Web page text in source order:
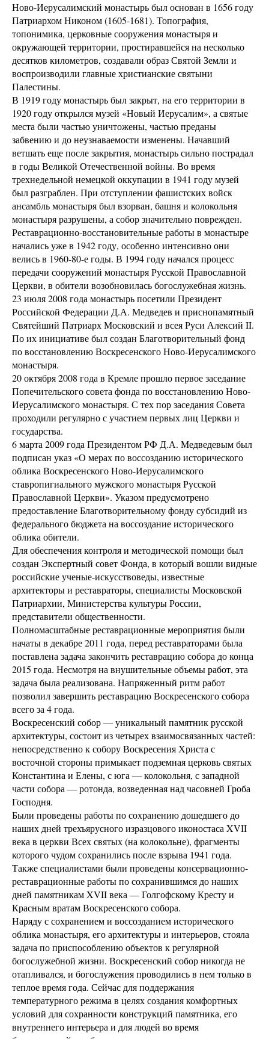
Ново-Иерусалимский монастырь был основан в 1656 году
Патриархом Никоном (1605-1681). Топография,
топонимика, церковные сооружения монастыря и
окружающей территории, простиравшейся на несколько
десятков километров, создавали образ Святой Земли и
воспроизводили главные христианские святыни
Палестины.
В 1919 году монастырь был закрыт, на его территории в
1920 году открылся музей «Новый Иерусалим», а святые
места были частью уничтожены, частью преданы
забвению и до неузнаваемости изменены. Начавший
ветшать еще после закрытия, монастырь сильно пострадал
в годы Великой Отечественной войны. Во время
трехнедельной немецкой оккупации в 1941 году музей
был разграблен. При отступлении фашистских войск
ансамбль монастыря был взорван, башня и колокольня
монастыря разрушены, а собор значительно поврежден.
Реставрационно-восстановительные работы в монастыре
начались уже в 1942 году, особенно интенсивно они
велись в 1960-80-е годы. В 1994 году начался процесс
передачи сооружений монастыря Русской Православной
Церкви, в обители возобновилась богослужебная жизнь.
23 июля 2008 года монастырь посетили Президент
Российской Федерации Д.А. Медведев и приснопамятный
Святейший Патриарх Московский и всея Руси Алексий II.
По их инициативе был создан Благотворительный фонд
по восстановлению Воскресенского Ново-Иерусалимского
монастыря.
20 октября 2008 года в Кремле прошло первое заседание
Попечительского совета фонда по восстановлению Ново-
Иерусалимского монастыря. С тех пор заседания Совета
проходили регулярно с участием первых лиц Церкви и
государства.
6 марта 2009 года Президентом РФ Д.А. Медведевым был
подписан указ «О мерах по воссозданию исторического
облика Воскресенского Ново-Иерусалимского
ставропигиального мужского монастыря Русской
Православной Церкви». Указом предусмотрено
предоставление Благотворительному фонду субсидий из
федерального бюджета на воссоздание исторического
облика обители.
Для обеспечения контроля и методической помощи был
создан Экспертный совет Фонда, в который вошли видные
российские ученые-искусствоведы, известные
архитекторы и реставраторы, специалисты Московской
Патриархии, Министерства культуры России,
представители общественности.
Полномасштабные реставрационные мероприятия были
начаты в декабре 2011 года, перед реставраторами была
поставлена задача закончить реставрацию собора до конца
2015 года. Несмотря на внушительные объемы работ, эта
задача была реализована. Напряженный ритм работ
позволил завершить реставрацию Воскресенского собора
всего за 4 года.
Воскресенский собор ― уникальный памятник русской
архитектуры, состоит из четырех взаимосвязанных частей:
непосредственно к собору Воскресения Христа с
восточной стороны примыкает подземная церковь святых
Константина и Елены, с юга ― колокольня, с западной
части собора ― ротонда, возведенная над часовней Гроба
Господня.
Были проведены работы по сохранению дошедшего до
наших дней трехъярусного изразцового иконостаса XVII
века в церкви Всех святых (на колокольне), фрагменты
которого чудом сохранились после взрыва 1941 года.
Также специалистами были проведены консервационно-
реставрационные работы по сохранившимся до наших
дней памятникам XVII века ― Голгофскому Кресту и
Красным вратам Воскресенского собора.
Наряду с сохранением и воссозданием исторического
облика монастыря, его архитектуры и интерьеров, стояла
задача по приспособлению объектов к регулярной
богослужебной жизни. Воскресенский собор никогда не
отапливался, и богослужения проводились в нем только в
теплое время года. Сейчас для поддержания
температурного режима в целях создания комфортных
условий для сохранности конструкций памятника, его
внутреннего интерьера и для людей во время